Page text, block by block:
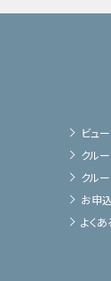
ビュ
クル
クル
お申
よく